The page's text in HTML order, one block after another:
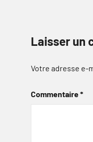
Laisser un
Votre adresse e-
Commentaire*